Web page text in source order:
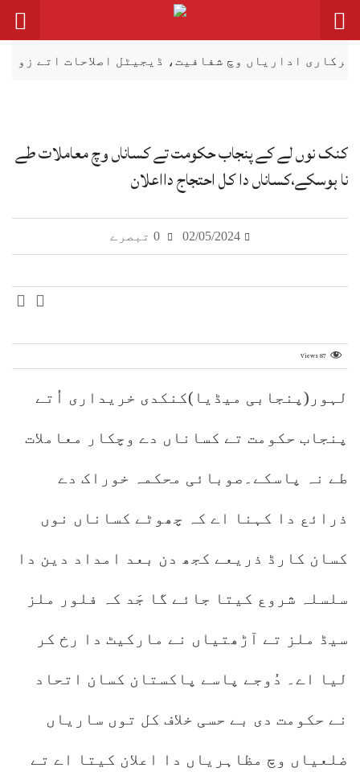
وچ شفافیت، ڈیجیٹل اصلاحات اتے زور
کنک نوں لے کے پنجاب حکومت تے کساناں وچ معاملات طے
نا ہوسکے،کساناں دا کل احتجاج دااعلان
02/05/2024
Views87
لہور(پنجابی میڈیا)کنکدی خریداری اُتے
پنجاب حکومت تے کساناں دے وچکار معاملات
طے نہ پاسکے۔صوبائی محکمہ خوراک دے
ذرائع دا کہنا اے کہ چھوٹے کساناں نوں
کسان کارڈ ذریعے کجھ دن بعد امداد دین دا
سلسلہ شروع کیتا جائے گا جَد کہ فلور ملز
سیڈ ملز تے آڑھتیاں نے مارکیٹ دا رخ کر
لیا اے۔ دُوجے پاسے پاکستان کسان اتحاد
نے حکومت دی بے حسی خلاف کل توں ساریاں
ضلعیاں وچ مظاہریاں دا اعلان کیتا اے تے